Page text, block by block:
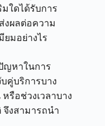
มใดได้รับการ
งผลต่อความ
ยมอย่างไร
ญหาในการ
คู่บริการบาง
รือช่วงเวลาบาง
งสามารถนำ